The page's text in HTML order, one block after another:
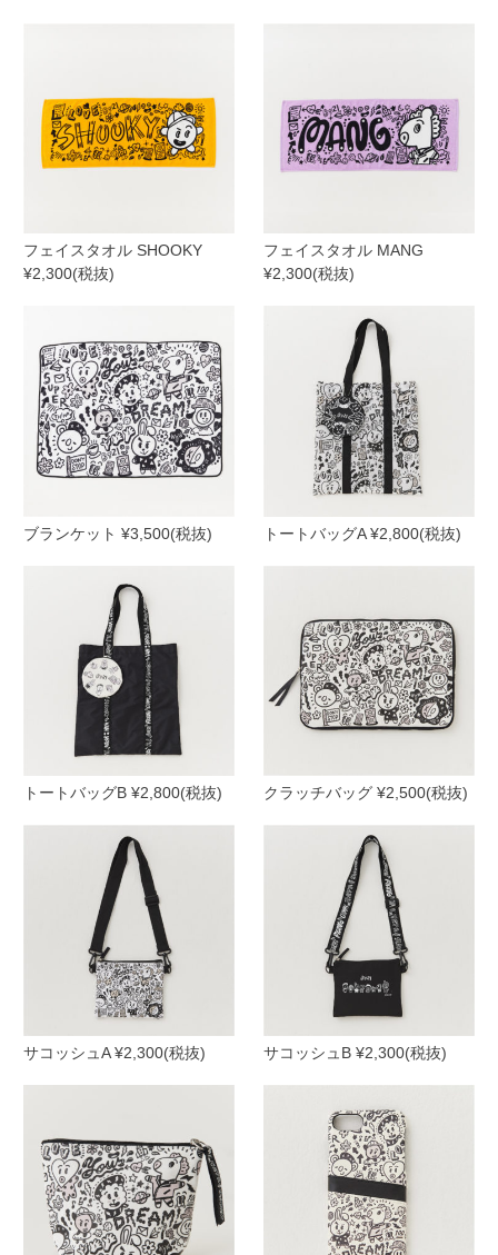
フェイスタオル SHOOKY
¥2,300(税抜)
フェイスタオル MANG
¥2,300(税抜)
ブランケット ¥3,500(税抜) トートバッグA ¥2,800(税抜)
トートバッグB ¥2,800(税抜) クラッチバッグ ¥2,500(税抜)
サコッシュA ¥2,300(税抜) サコッシュB ¥2,300(税抜)